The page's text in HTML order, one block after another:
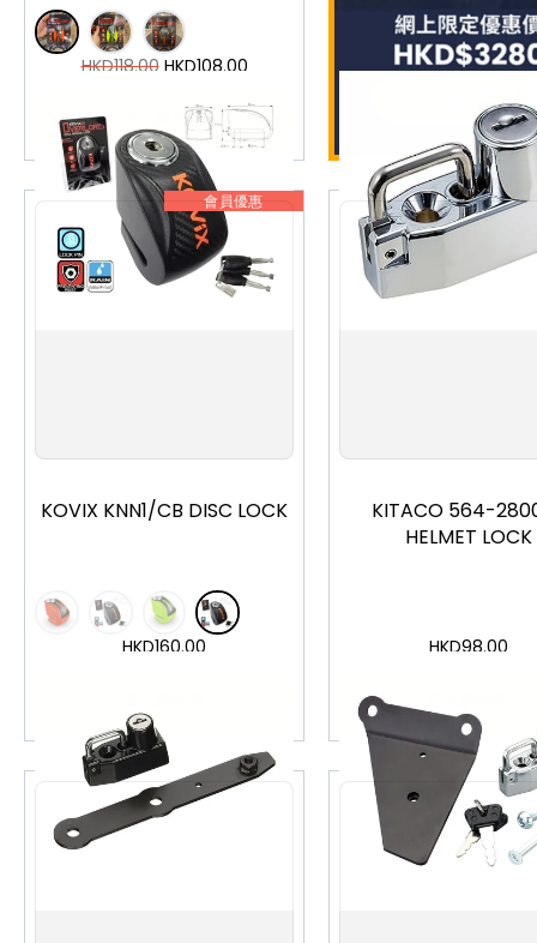
HKD118.00 HKD108.00
加入購物車
會員優惠
KOVIX KNN1/CB DISC LOCK
HKD160.00
KITACO 564-
HELMET LOCK
HKD98.00